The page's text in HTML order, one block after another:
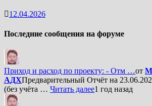
12.04.2026
Последние сообщения на форуме
Приход и расход по проекту: - Отм …от
АДХПредварительный Отчёт на
(без учёта … Читать далее1 год назад